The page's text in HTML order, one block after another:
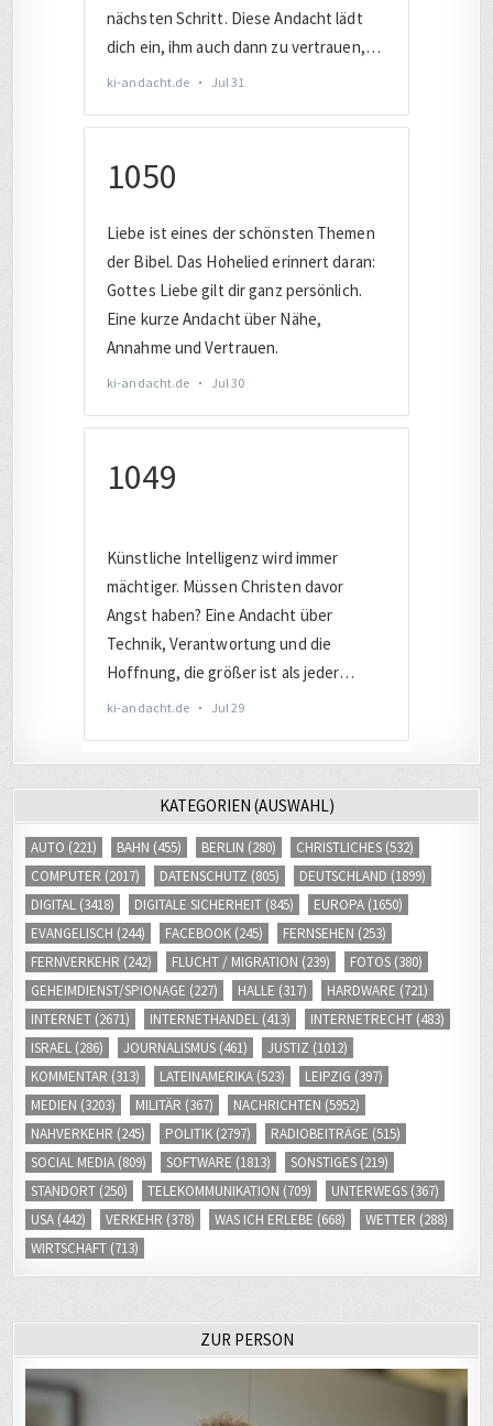
AUTO(221) BAHN(455) BERLIN(280) CHRISTLICHES(532)
COMPUTER
(2017) DATENSCHUTZ (805) DEUTSCHLAND(1899)
DIGITAL (3418) DIGITALE SICHERHEIT(845) EUROPA(1650)
EVANGELISCH (244) FACEBOOK(245) FERNSEHEN(253)
FERNVERKEHR(242) FLUCHT / MIGRATION(239) FOTOS
GEHEIMDIENST/SPIONAGE(227) HALLE (317) HARDWARE(721)
INTERNET(2671) INTERNETHANDEL(413) INTERNETRECHT(483)
ISRAEL(286) JOURNALISMUS(461) JUSTIZ
(1012)
KOMMENTAR
(313) LATEINAMERIKA (523) LEIPZIG
MEDIEN(3203) MILITÄR(367) NACHRICHTEN(5952)
NAHVERKEHR(245) POLITIK (2797) RADIOBEITRÄGE
SOCIAL MEDIA (809) SOFTWARE(1813) SONSTIGES(219)
STANDORT(250) TELEKOMMUNIKATION (709) UNTERWEGS
USA(442) VERKEHR(378) WAS ICH ERLEBE (668) WETTER(288)
WIRTSCHAFT(713)